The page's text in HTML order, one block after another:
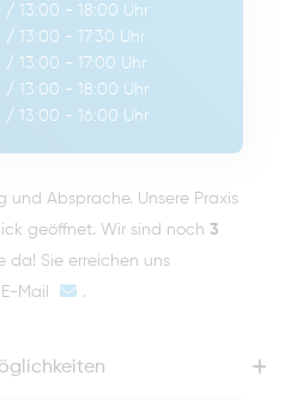
/ 13:00 - 18:00 Uhr
/ 13:00 - 17:30 Uhr
/ 13:00 - 17:00 Uhr
/ 13:00 - 18:00 Uhr
/ 13:00 - 16:00 Uhr
und Absprache. Unsere Praxis
geöffnet. Wir sind noch 3
da! Sie erreichen uns
E-Mail .